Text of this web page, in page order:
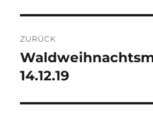
ZURÜCK
Vorheriger
Beitrag:
14.12.19